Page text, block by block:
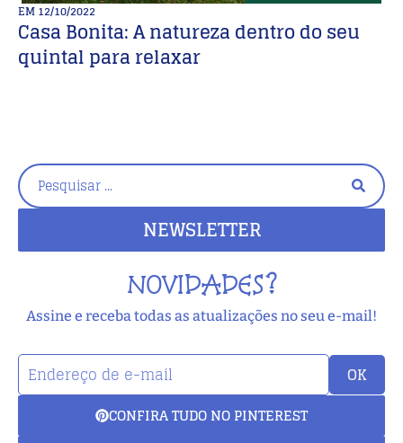
EM12/10/2022
Casa Bonita: A natureza dentro do seu
quintal para relaxar
NEWSLETTER
NOVIDADES?
Assine e receba todas as atualizações no seu e-mail!
OK
CONFIRA TUDO NO PINTEREST